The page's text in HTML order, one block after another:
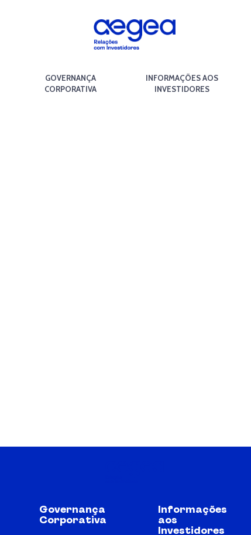
GOVERNANÇA
CORPORATIVA
INFORMAÇÕES AOS
INVESTIDORES
Governança
Corporativa
Informações
aos
Investidores